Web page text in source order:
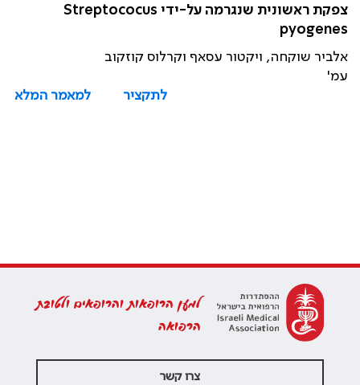
צפקת ראשונית שנגרמה על-ידי Streptococus
pyogenes
אלביר שוקחה, ויקטור עסאף וקרלוס קוזקוב
עמ'
לתקציר
למאמר המלא
למען הרופאות והרופאים ולטובת
הרפואה
צרו קשר